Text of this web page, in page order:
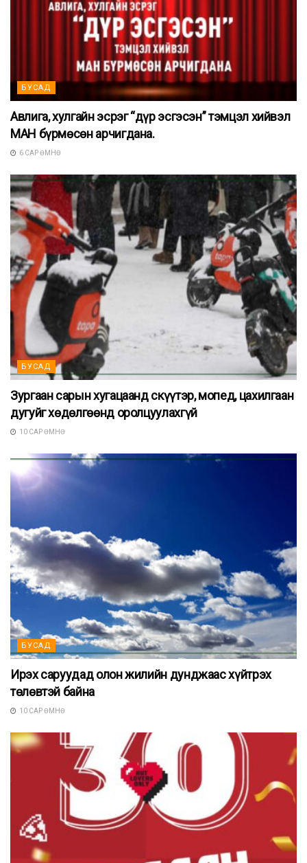
БУСАД
Авлига, хулгайн эсрэг “дүр эсгэсэн” тэмцэл хийвэл
МАН бүрмөсөн арчигдана.
6 САР ӨМНӨ
БУСАД
Зургаан сарын хугацаанд скүүтэр, мопед, цахилгаан
дугуйг хөдөлгөөнд оролцуулахгүй
10 САР ӨМНӨ
БУСАД
Ирэх саруудад олон жилийн дунджаас хүйтрэх
төлөвтэй байна
10 САР ӨМНӨ